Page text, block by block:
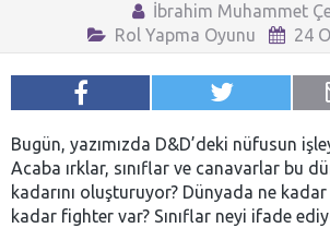
İbrahim Muhammet
Rol Yapma Oyunu
24
Bugün, yazımızda D&D’deki nüfusun
Acaba ırklar, sınıflar ve canavarlar bu
kadarını oluşturuyor? Dünyada ne
kadar fighter var? Sınıflar neyi ifade